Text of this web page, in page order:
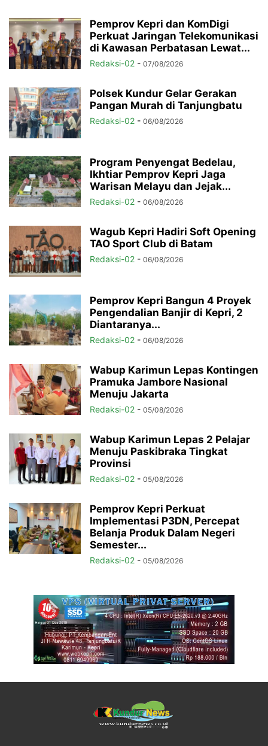
Pemprov Kepri dan KomDigi
Perkuat Jaringan Telekomunikasi
di Kawasan Perbatasan Lewat...
Redaksi-02 - 07/08/2026
Polsek Kundur Gelar Gerakan
Pangan Murah di Tanjungbatu
Redaksi-02 - 06/08/2026
Program Penyengat Bedelau,
Ikhtiar Pemprov Kepri Jaga
Warisan Melayu dan Jejak...
Redaksi-02 - 06/08/2026
Wagub Kepri Hadiri Soft Opening
TAO Sport Club di Batam
Redaksi-02 - 06/08/2026
Pemprov Kepri Bangun 4 Proyek
Pengendalian Banjir di Kepri, 2
Diantaranya...
Redaksi-02 - 06/08/2026
Wabup Karimun Lepas Kontingen
Pramuka Jambore Nasional
Menuju Jakarta
Redaksi-02 - 05/08/2026
Wabup Karimun Lepas 2 Pelajar
Menuju Paskibraka Tingkat
Provinsi
Redaksi-02 - 05/08/2026
Pemprov Kepri Perkuat
Implementasi P3DN, Percepat
Belanja Produk Dalam Negeri
Semester...
Redaksi-02 - 05/08/2026